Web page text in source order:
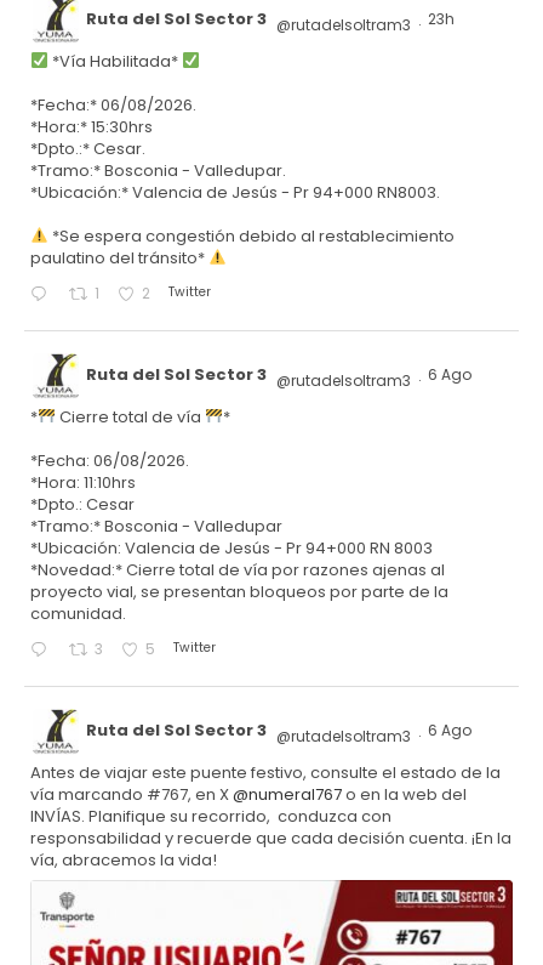
Ruta del Sol Sector 3 @rutadelsoltram3 · 23h
*Vía Habilitada*
*Fecha:* 06/08/2026.
*Hora:* 15:30hrs
*Dpto.:* Cesar.
*Tramo:* Bosconia - Valledupar.
*Ubicación:* Valencia de Jesús - Pr 94+000 RN8003.
*Se espera congestión debido al restablecimiento
paulatino del tránsito*
1 2 Twitter
Ruta del Sol Sector 3 @rutadelsoltram3 · 6 Ago
* Cierre total de vía
*
*Fecha: 06/08/2026.
*Hora: 11:10hrs
*Dpto.: Cesar
*Tramo:* Bosconia - Valledupar
*Ubicación: Valencia de Jesús - Pr 94+000 RN 8003
*Novedad:* Cierre total de vía por razones ajenas al
proyecto vial, se presentan bloqueos por parte de la
comunidad.
3 5 Twitter
Ruta del Sol Sector 3 @rutadelsoltram3 · 6 Ago
Antes de viajar este puente festivo, consulte el estado de la
vía marcando #767, en X@numeral767o en la web del
INVÍAS. Planifique su recorrido, conduzca con
responsabilidad y recuerde que cada decisión cuenta. ¡En la
vía, abracemos la vida!